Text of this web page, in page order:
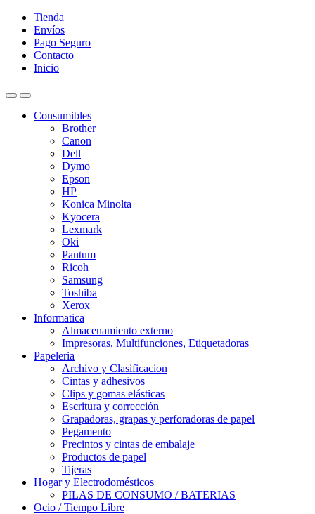
Tienda
Envíos
Pago Seguro
Contacto
Inicio
Consumibles
Brother
Canon
Dell
Dymo
Epson
HP
Konica Minolta
Kyocera
Lexmark
Oki
Pantum
Ricoh
Samsung
Toshiba
Xerox
Informatica
Almacenamiento externo
Impresoras, Multifunciones, Etiquetadoras
Papeleria
Archivo y Clasificacion
Cintas y adhesivos
Clips y gomas elásticas
Escritura y corrección
Grapadoras, grapas y perforadoras de papel
Pegamento
Precintos y cintas de embalaje
Productos de papel
Tijeras
Hogar y Electrodomésticos
PILAS DE CONSUMO / BATERIAS
Ocio / Tiempo Libre